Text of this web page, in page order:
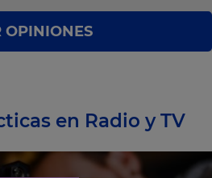
OPINIONES
en Radio y TV